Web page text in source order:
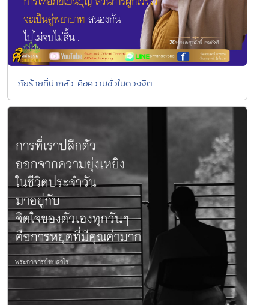
ภัยร้ายที่น่ากลัว คือความชั่วในดวงจิต